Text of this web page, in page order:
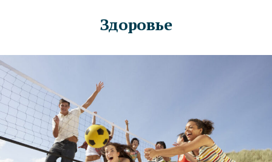
Здоровье